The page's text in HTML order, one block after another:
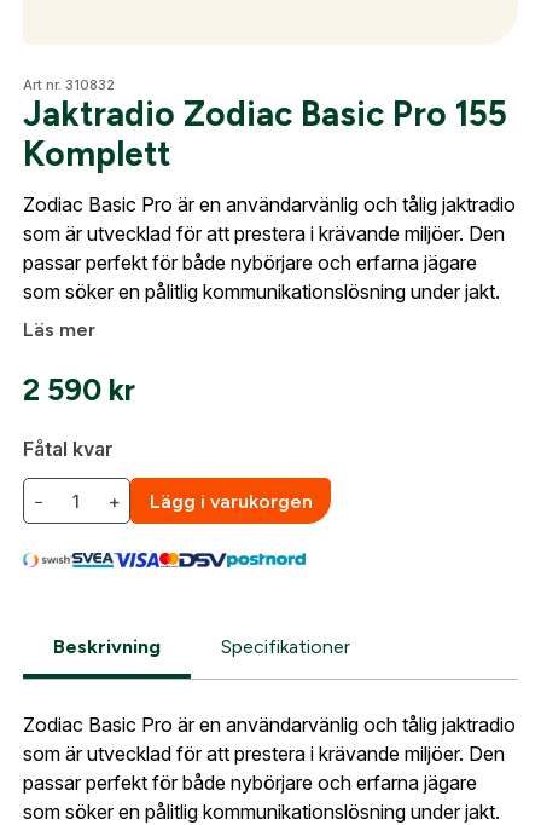
Optik
Mitt konto
Kontakta oss
Art nr. 310832
Jaktradio Zodiac Basic Pro 155
Komplett
Zodiac Basic Pro är en användarvänlig och tålig jaktradio
som är utvecklad för att prestera i krävande miljöer. Den
passar perfekt för både nybörjare och erfarna jägare
som söker en pålitlig kommunikationslösning under jakt.
Läs mer
2 590 kr
Fåtal kvar
− + Lägg i varukorgen
Beskrivning Specifikationer
Zodiac Basic Pro är en användarvänlig och tålig jaktradio
som är utvecklad för att prestera i krävande miljöer. Den
passar perfekt för både nybörjare och erfarna jägare
som söker en pålitlig kommunikationslösning under jakt.
Logga in
fakturabetalning och tillgång till orderhistorik.
När du är inloggad hanteras beställningen
automatiskt enligt dina inställningar.
Lösenord:*
Skapa konto
Fyll i dina företags- eller föreningsuppgifter i
formuläret så återkommer vi till dig när kontot är
skapat. I vår FAQ hittar du svar på de vanligaste
frågorna gällande Mitt konto.
Leverans & fakturaadress
Postnummer:*
Fyll i din e-post adress nedan så kontaktar vi dig
så fort den här produkten är tillbaka i vårt
Jaktradio Zodiac Basic Pro 155 Komplett
E-post adress